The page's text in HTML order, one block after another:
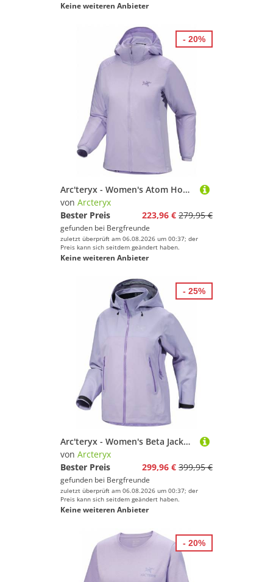
Keine weiteren Anbieter
Arc'teryx - Women's Atom Hoody - Kunstfaserjacke Gr L lila
von Arcteryx
Bester Preis
223,96 € 279,95 €
gefunden bei Bergfreunde
zuletzt überprüft am 06.08.2026 um 00:37; der
Preis kann sich seitdem geändert haben.
Keine weiteren Anbieter
- 20%
Arc'teryx - Women's Beta Jacket - Regenjacke Gr XL lila
von Arcteryx
Bester Preis
299,96 € 399,95 €
gefunden bei Bergfreunde
zuletzt überprüft am 06.08.2026 um 00:37; der
Preis kann sich seitdem geändert haben.
Keine weiteren Anbieter
- 25%
- 20%